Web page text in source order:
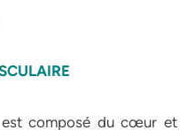
est composé du cœur et